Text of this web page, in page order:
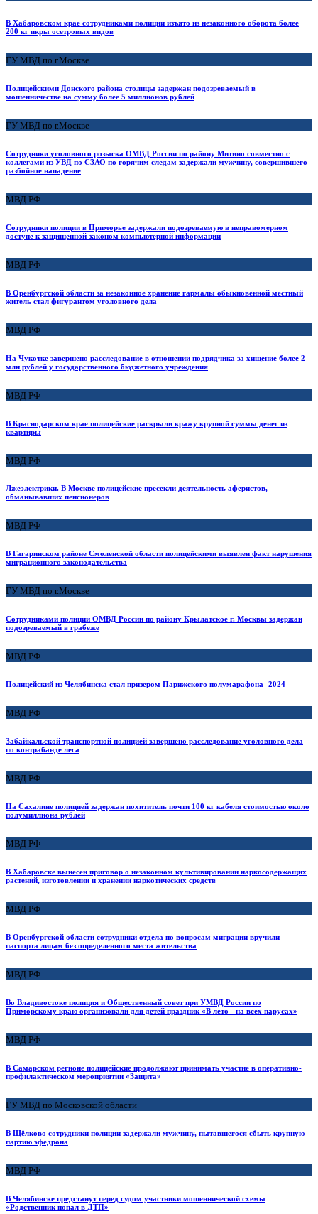
В Хабаровском крае сотрудниками полиции изъято из незаконного оборота более
200 кг икры осетровых видов
ГУ МВД по г.Москве
Полицейскими Донского района столицы задержан подозреваемый в
мошенничестве на сумму более 5 миллионов рублей
ГУ МВД по г.Москве
Сотрудники уголовного розыска ОМВД России по району Митино совместно с
коллегами из УВД по СЗАО по горячим следам задержали мужчину, совершившего
разбойное нападение
МВД РФ
Сотрудники полиции в Приморье задержали подозреваемую в неправомерном
доступе к защищенной законом компьютерной информации
МВД РФ
В Оренбургской области за незаконное хранение гармалы обыкновенной местный
житель стал фигурантом уголовного дела
МВД РФ
На Чукотке завершено расследование в отношении подрядчика за хищение более 2
млн рублей у государственного бюджетного учреждения
МВД РФ
В Краснодарском крае полицейские раскрыли кражу крупной суммы денег из
квартиры
МВД РФ
Лжеэлектрики. В Москве полицейские пресекли деятельность аферистов,
обманывавших пенсионеров
МВД РФ
В Гагаринском районе Смоленской области полицейскими выявлен факт нарушения
миграционного законодательства
ГУ МВД по г.Москве
Сотрудниками полиции ОМВД России по району Крылатское г. Москвы задержан
подозреваемый в грабеже
МВД РФ
Полицейский из Челябинска стал призером Парижского полумарафона -2024
МВД РФ
Забайкальской транспортной полицией завершено расследование уголовного дела
по контрабанде леса
МВД РФ
На Сахалине полицией задержан похититель почти 100 кг кабеля стоимостью около
полумиллиона рублей
МВД РФ
В Хабаровске вынесен приговор о незаконном культивировании наркосодержащих
растений, изготовлении и хранении наркотических средств
МВД РФ
В Оренбургской области сотрудники отдела по вопросам миграции вручили
паспорта лицам без определенного места жительства
МВД РФ
Во Владивостоке полиция и Общественный совет при УМВД России по
Приморскому краю организовали для детей праздник «В лето - на всех парусах»
МВД РФ
В Самарском регионе полицейские продолжают принимать участие в оперативно-
профилактическом мероприятии «Защита»
ГУ МВД по Московской области
В Щёлково сотрудники полиции задержали мужчину, пытавшегося сбыть крупную
партию эфедрона
МВД РФ
В Челябинске предстанут перед судом участники мошеннической схемы
«Родственник попал в ДТП»